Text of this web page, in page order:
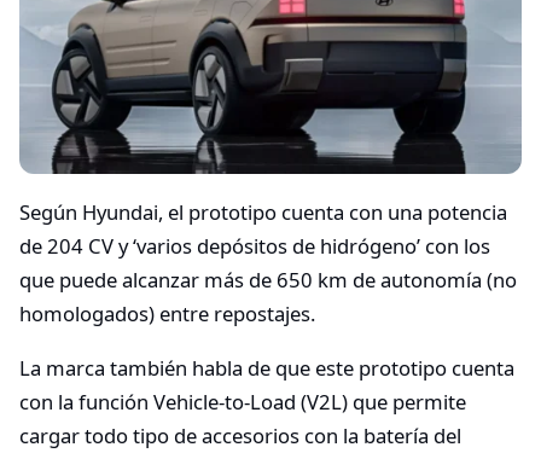
Según Hyundai, el prototipo cuenta con una potencia
de 204 CV y ‘varios depósitos de hidrógeno’ con los
que puede alcanzar más de 650 km de autonomía (no
homologados) entre repostajes.
La marca también habla de que este prototipo cuenta
con la función Vehicle-to-Load (V2L) que permite
cargar todo tipo de accesorios con la batería del